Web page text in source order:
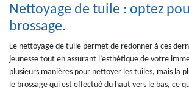
Nettoyage de tuile : optez
brossage.
Le nettoyage de tuile permet de redonner à ces
jeunesse tout en assurant l’esthétique de votre
plusieurs manières pour nettoyer les tuiles, mais la
le brossage qui est effectué du haut vers le bas, ce